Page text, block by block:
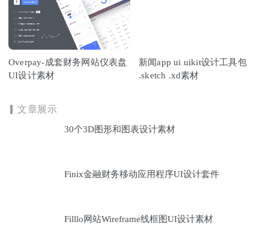
Overpay-成套财务网站仪表盘
UI设计素材
新闻app ui uikit设计工具包
.sketch .xd素材
文章展示
30个3D图形和图表设计素材
Finix金融财务移动应用程序UI设计套件
Filllo网站Wireframe线框图UI设计素材